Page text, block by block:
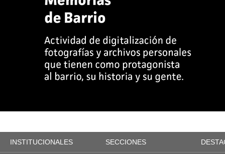
INSTITUCIONALES SECCIONES